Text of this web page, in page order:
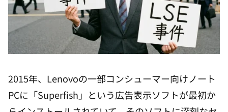
2015年、Lenovoの一部コンシューマー向けノート
PCに「Superfish」という広告表示ソフトが最初か